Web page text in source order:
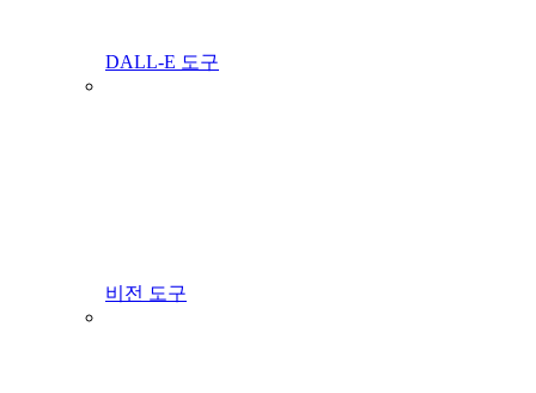
DALL-E 도구
비전 도구